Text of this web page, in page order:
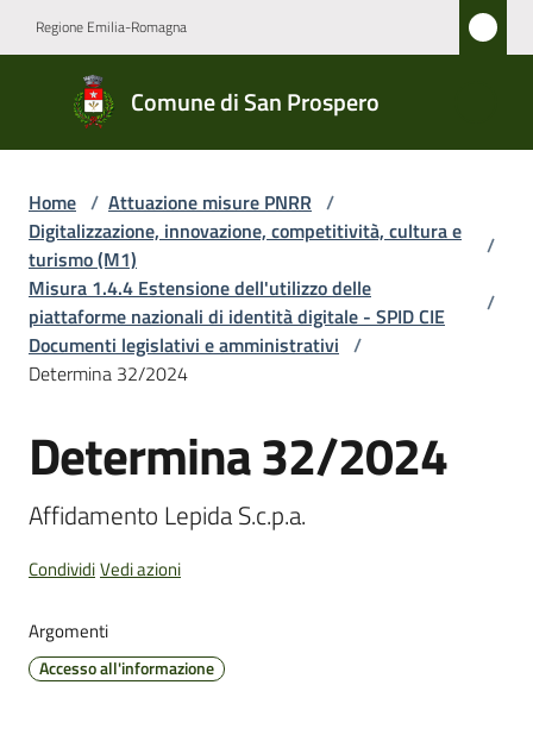
Regione Emilia-Romagna
Comune di San Prospero
Comune
di San
Prospero
Amministrazione
Novità
Servizi
Vivere
San
Prospero
Pubblicazioni
e
Home / Attuazione misure PNRR /
Digitalizzazione, innovazione, competitività, cultura e
turismo (M1)
/
Misura 1.4.4 Estensione dell'utilizzo delle
piattaforme nazionali di identità digitale - SPID CIE
/
Documenti legislativi e amministrativi /
Determina 32/2024
Salta al contenuto
Determina 32/2024
Affidamento Lepida S.c.p.a.
CondividiVedi azioni
Argomenti
Accesso all'informazione